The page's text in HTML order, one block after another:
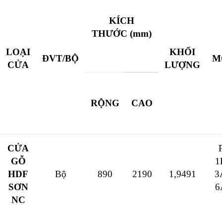
LOẠI
CỬA
ĐVT/BỘ
KÍCH
THƯỚC (mm)
KHỐI
LƯỢNG
RỘNG CAO
CỬA
GỖ
HDF
SƠN
NC
Bộ 890 2190 1,9491